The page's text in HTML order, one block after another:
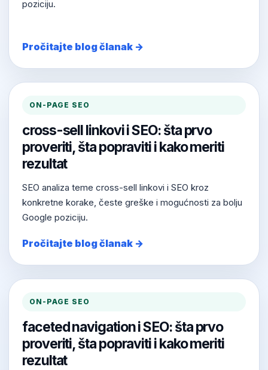
poziciju.
Pročitajte blog članak →
ON-PAGE SEO
cross-sell linkovi i SEO: šta prvo
proveriti, šta popraviti i kako meriti
rezultat
SEO analiza teme cross-sell linkovi i SEO kroz
konkretne korake, česte greške i mogućnosti za bolju
Google poziciju.
Pročitajte blog članak →
ON-PAGE SEO
faceted navigation i SEO: šta prvo
proveriti, šta popraviti i kako meriti
rezultat